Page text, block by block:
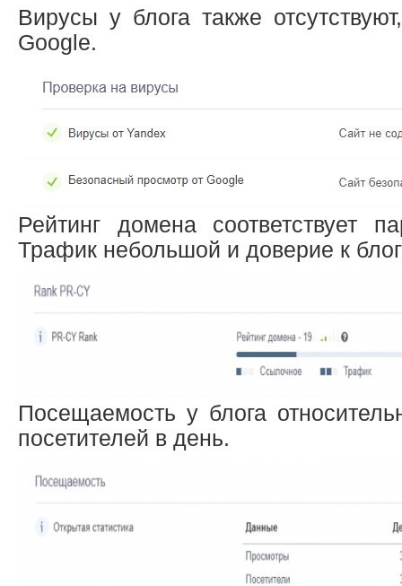
Вирусы у блога также
Google.
Рейтинг домена соответствует
Трафик небольшой и доверие к
Посещаемость у блога
посетителей в день.